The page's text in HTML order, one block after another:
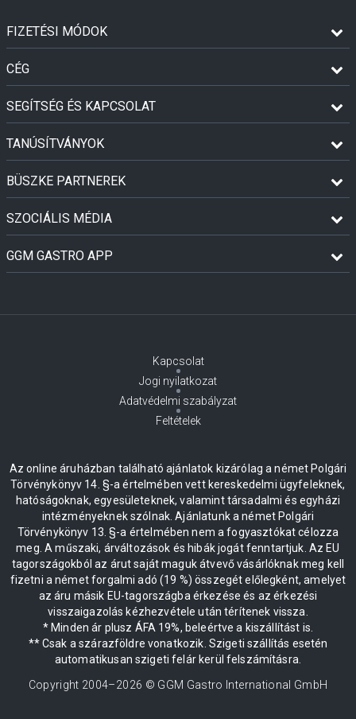
FIZETÉSI MÓDOK
CÉG
SEGÍTSÉG ÉS KAPCSOLAT
TANÚSÍTVÁNYOK
BÜSZKE PARTNEREK
SZOCIÁLIS MÉDIA
GGM GASTRO APP
Kapcsolat
Jogi nyilatkozat
Adatvédelmi szabályzat
Feltételek
Az online áruházban található ajánlatok kizárólag a német Polgári
Törvénykönyv 14. §-a értelmében vett kereskedelmi ügyfeleknek,
hatóságoknak, egyesületeknek, valamint társadalmi és egyházi
intézményeknek szólnak. Ajánlatunk a német Polgári
Törvénykönyv 13. §-a értelmében nem a fogyasztókat célozza
meg. A műszaki, árváltozások és hibák jogát fenntartjuk. Az EU
tagországokból az árut saját maguk átvevő vásárlóknak meg kell
fizetni a német forgalmi adó (19 %) összegét előlegként, amelyet
az áru másik EU-tagországba érkezése és az érkezési
visszaigazolás kézhezvétele után térítenek vissza.
* Minden ár plusz ÁFA 19%, beleértve a kiszállítást is.
** Csak a szárazföldre vonatkozik. Szigeti szállítás esetén
automatikusan szigeti felár kerül felszámításra.
Copyright 2004–2026 © GGM Gastro International GmbH